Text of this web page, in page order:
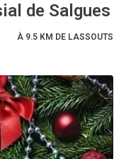
de Salgues
À 9.5 KM DE LASSOUTS